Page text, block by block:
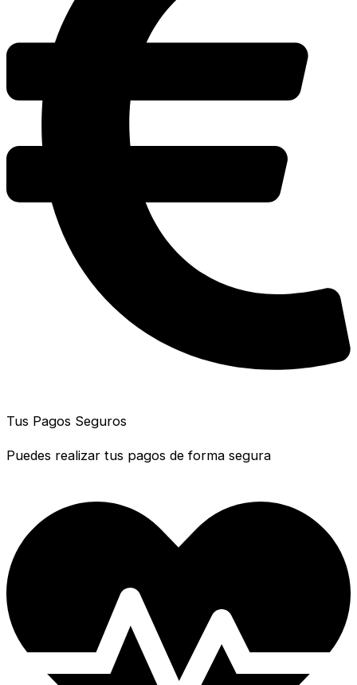
Tus Pagos Seguros
Puedes realizar tus pagos de forma segura